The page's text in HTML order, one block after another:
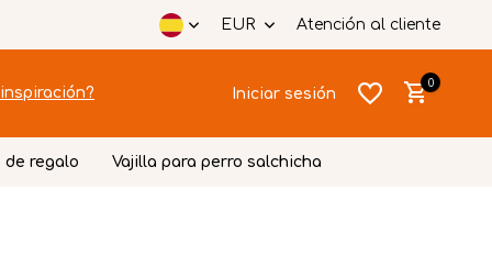
EUR Atención al cliente
Iniciar sesión
0
de regalo Vajilla para perro salchicha